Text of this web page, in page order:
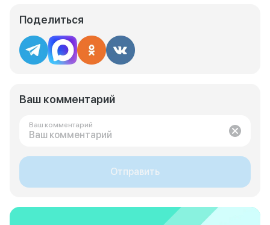
Поделиться
Ваш комментарий
Ваш комментарий
Отправить